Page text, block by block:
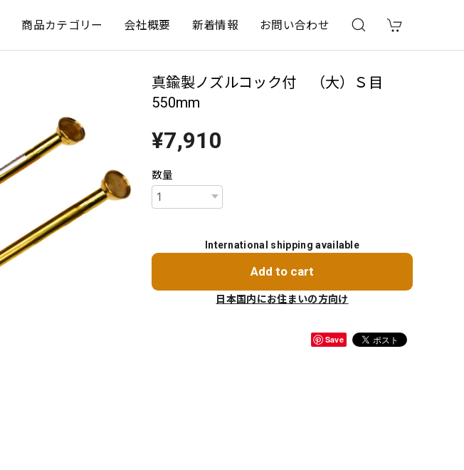
商品カテゴリー 会社概要 新着情報 お問い合わせ
真鍮製ノズルコック付 （大）Ｓ目
550mm
¥7,910
数量
International shipping available
Add to cart
日本国内にお住まいの方向け
Save